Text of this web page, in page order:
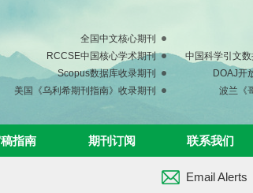
全国中文核心期刊
RCCSE中国核心学术期刊
中国科学引文
Scopus数据库收录期刊
DOAJ开
美国《乌利希期刊指南》收录期刊
波兰《
指南 期刊订阅 联系我们
Email Alerts